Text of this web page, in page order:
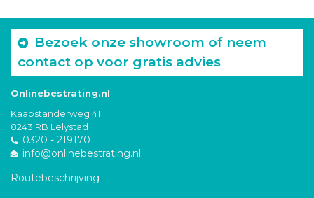
Bezoek onze showroom of neem
contact op voor gratis advies
Onlinebestrating.nl
Kaapstanderweg 41
8243 RB Lelystad
0320 - 219170
info@onlinebestrating.nl
Routebeschrijving